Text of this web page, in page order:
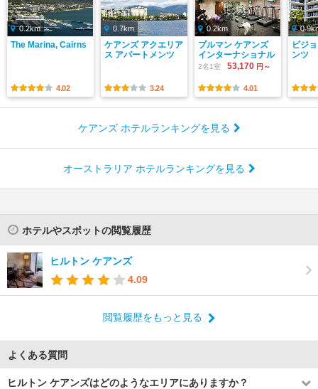
0.2km
The Marina, Cairns
4.02
0.7km
ケアンズ アクエリア
ス アパートメンツ
3.24
0.2km
プルマン ケアンズ
インターナショナル
2名1室 53,170 円～
4.01
ビジ
ンツ
ケアンズ ホテルランキングを見る
オーストラリア ホテルランキングを見る
ホテルやスポットの閲覧履歴
ヒルトン ケアンズ
4.09
閲覧履歴をもっと見る
よくある質問
ヒルトン ケアンズはどのようなエリアにありますか？